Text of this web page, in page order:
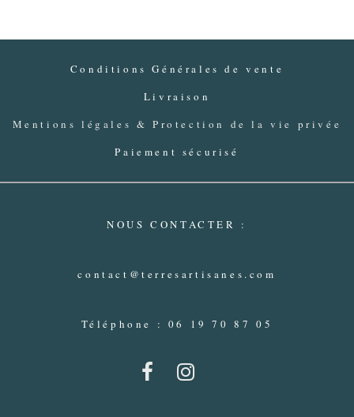
Conditions Générales de vente
Livraison
Mentions légales & Protection de la vie privée
Paiement sécurisé
NOUS CONTACTER :
contact@terresartisanes.com
Téléphone : 06 19 70 87 05